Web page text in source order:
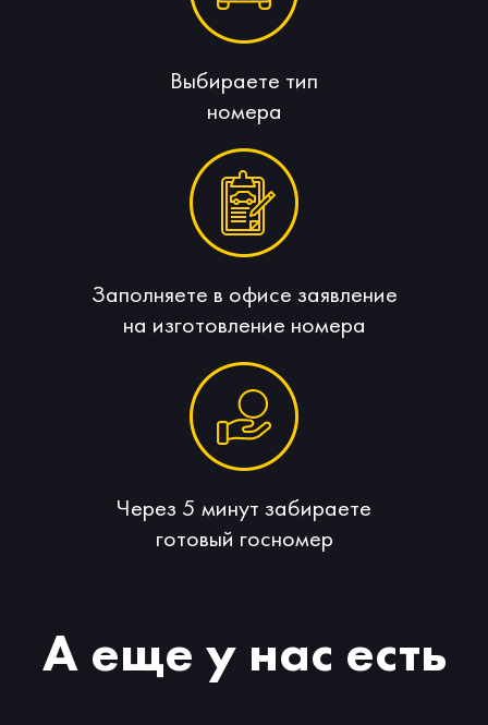
Выбираете тип
номера
Заполняете в офисе заявление
на изготовление номера
Через 5 минут забираете
готовый госномер
А еще у нас есть